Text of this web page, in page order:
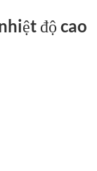
độ cao